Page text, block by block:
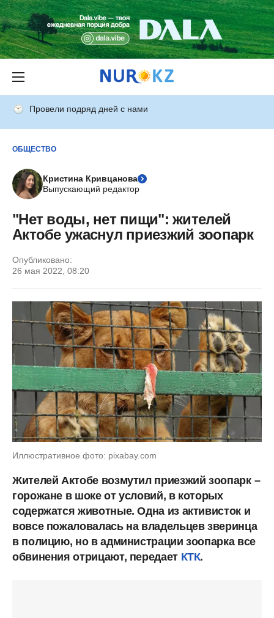
Провели подряд дней с нами
ОБЩЕСТВО
Кристина Кривцанова
Выпускающий редактор
"Нет воды, нет пищи": жителей
Актобе ужаснул приезжий зоопарк
Опубликовано:
26 мая 2022, 08:20
Иллюстративное фото: pixabay.com
Жителей Актобе возмутил приезжий зоопарк –
горожане в шоке от условий, в которых
содержатся животные. Одна из активисток и
вовсе пожаловалась на владельцев зверинца
в полицию, но в администрации зоопарка все
обвинения отрицают, передает КТК.